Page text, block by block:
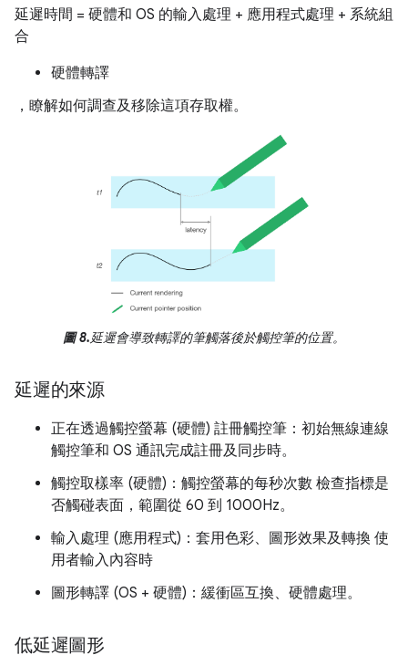
延遲時間 = 硬體和 OS 的輸入處理 + 應用程式處理 + 系統組
合
硬體轉譯
，瞭解如何調查及移除這項存取權。
圖 8.延遲會導致轉譯的筆觸落後於觸控筆的位置。
延遲的來源
正在透過觸控螢幕 (硬體) 註冊觸控筆：初始無線連線
觸控筆和 OS 通訊完成註冊及同步時。
觸控取樣率 (硬體)：觸控螢幕的每秒次數 檢查指標是
否觸碰表面，範圍從 60 到 1000Hz。
輸入處理 (應用程式)：套用色彩、圖形效果及轉換 使
用者輸入內容時
圖形轉譯 (OS + 硬體)：緩衝區互換、硬體處理。
低延遲圖形